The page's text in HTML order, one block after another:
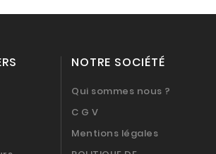
NOTRE SOCIÉTÉ
Qui sommes nous ?
C G V
Mentions légales